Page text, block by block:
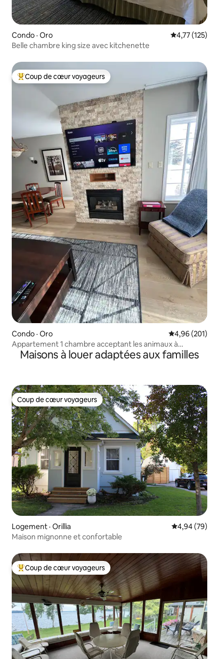
Condo · Oro Note
4,77 (125)
Belle chambre king size avec kitchenette
Coup de cœur voyageurs parmi les plus aimés
Coup de cœur voyageurs
Condo · Oro Note
4,96 (201)
Appartement 1 chambre acceptant les animaux à
Horseshoe Valley
Maisons à louer adaptées aux familles
Coup de cœur voyageurs
Coup de cœur voyageurs
Logement · Orillia Note
4,94 (79)
Maison mignonne et confortable
Coup de cœur voyageurs parmi les plus aimés
Coup de cœur voyageurs